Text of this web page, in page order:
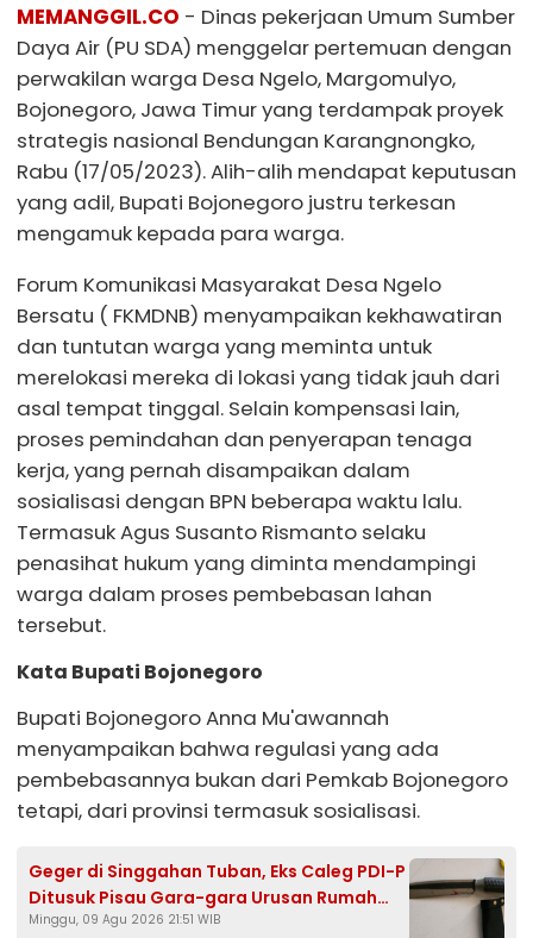
MEMANGGIL.CO - Dinas pekerjaan Umum Sumber
Daya Air (PU SDA) menggelar pertemuan dengan
perwakilan warga Desa Ngelo, Margomulyo,
Bojonegoro, Jawa Timur yang terdampak proyek
strategis nasional Bendungan Karangnongko,
Rabu (17/05/2023). Alih-alih mendapat keputusan
yang adil, Bupati Bojonegoro justru terkesan
mengamuk kepada para warga.
Forum Komunikasi Masyarakat Desa Ngelo
Bersatu ( FKMDNB) menyampaikan kekhawatiran
dan tuntutan warga yang meminta untuk
merelokasi mereka di lokasi yang tidak jauh dari
asal tempat tinggal. Selain kompensasi lain,
proses pemindahan dan penyerapan tenaga
kerja, yang pernah disampaikan dalam
sosialisasi dengan BPN beberapa waktu lalu.
Termasuk Agus Susanto Rismanto selaku
penasihat hukum yang diminta mendampingi
warga dalam proses pembebasan lahan
tersebut.
Kata Bupati Bojonegoro
Bupati Bojonegoro Anna Mu'awannah
menyampaikan bahwa regulasi yang ada
pembebasannya bukan dari Pemkab Bojonegoro
tetapi, dari provinsi termasuk sosialisasi.
Geger di Singgahan Tuban, Eks Caleg PDI-P
Ditusuk Pisau Gara-gara Urusan Rumah
Tangga
Minggu, 09 Agu 2026 21:51 WIB